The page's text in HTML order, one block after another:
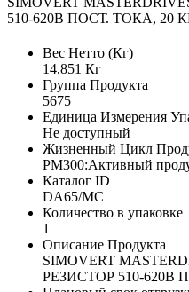
510-620В ПОСТ. ТОКА, 20
Вес Нетто (Кг)
14,851 Кг
Группа Продукта
5675
Единица Измерения
Не доступный
Жизненный Цикл
PM300:Активный
Каталог ID
DA65/MC
Количество в упаковке
1
Описание Продукта
SIMOVERT
РЕЗИСТОР 510-620В